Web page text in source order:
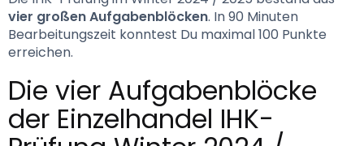
vier großen Aufgabenblöcken. In 90 Minuten
Bearbeitungszeit konntest Du maximal 100 Punkte
erreichen.
Die vier Aufgabenblöcke
der Einzelhandel IHK-